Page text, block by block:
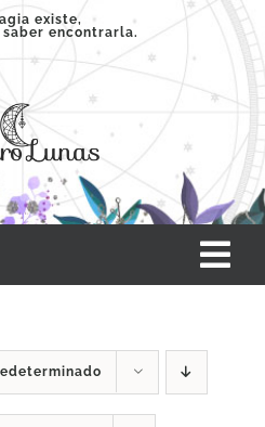
existe,
encontrarla.